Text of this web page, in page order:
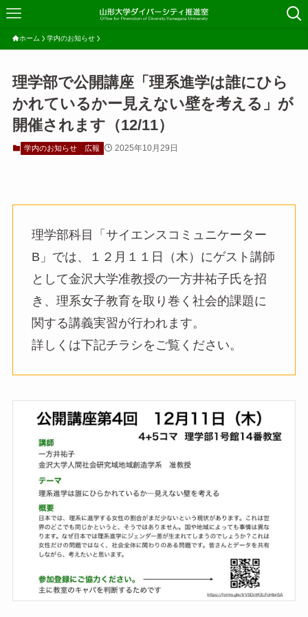
ホーム 学内のお知らせ
理学部で公開講座「理系進学は誰にひら
かれているかー見えない壁を考える」が
開催されます（12/11）
学内のお知らせ 広報 2025年10月29日
理学部科目「サイエンスコミュニケーター
B」では、１２月１１日（木）にゲスト講師
として金沢大学准教授の一方井祐子氏を招
き、理系女子教育を取り巻く社会的課題に
関する講義実習が行われます。
詳しくは下記チラシをご覧ください。